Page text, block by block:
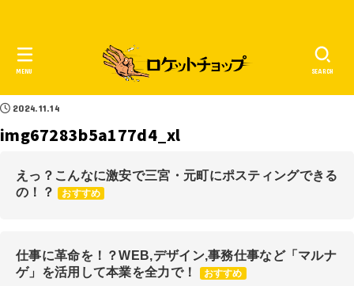
SEARCH
MENU
2024.11.14
img67283b5a177d4_xl
えっ？こんなに激安で三宮・元町にポスティングできる
の！？
おすすめ
仕事に革命を！？WEB,デザイン,事務仕事など「マルナ
ゲ」を活用して本業を全力で！
おすすめ